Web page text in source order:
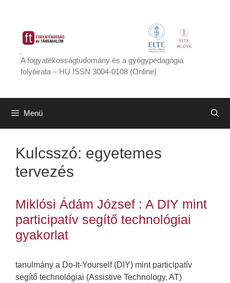
tartalomba
A fogyatékosságtudomány és a gyógypedagógia
folyóirata – HU ISSN 3004-0108 (Online)
Menü
Kulcsszó: egyetemes
tervezés
Miklósi Ádám József : A DIY mint
participatív segítő technológiai
gyakorlat
tanulmány a Do-It-Yourself (DIY) mint participatív
segítő technológiai (Assistive Technology, AT)